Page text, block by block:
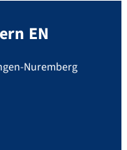
EN
Nuremberg